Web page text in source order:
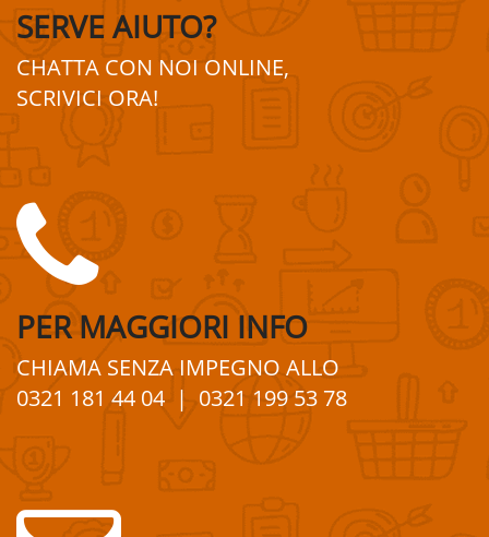
SERVE AIUTO?
CHATTA CON NOI ONLINE,
SCRIVICI ORA!
PERMAGGIORI INFO
CHIAMA SENZA IMPEGNOALLO
0321 181 44 04 | 0321 199 53 78